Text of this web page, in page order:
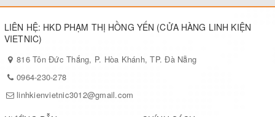
LIÊN HỆ: HKD PHẠM THỊ HỒNG YẾN (CỬA HÀNG LINH KIỆN
VIETNIC)
816 Tôn Đức Thắng, P. Hòa Khánh, TP. Đà Nẵng
0964-230-278
linhkienvietnic3012@gmail.com